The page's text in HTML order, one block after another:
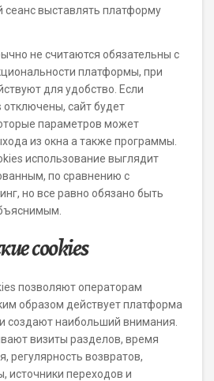
выставлять платформу
не считаются обязательны с
платформы, при
для удобство. Если
сайт будет
параметров может
из окна а также программы.
использование выглядит
по сравнению с
но все равно обязано быть
cookies
позволяют операторам
образом действует платформа
создают наибольший внимания.
визиты разделов, время
регулярность возвратов,
источники переходов и